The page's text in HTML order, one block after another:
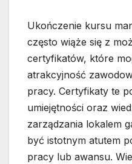
Ukończenie kursu
często wiąże się z
certyfikatów, które
atrakcyjność
pracy. Certyfikaty te
umiejętności oraz
zarządzania lokalem
być istotnym atutem
pracy lub awansu.